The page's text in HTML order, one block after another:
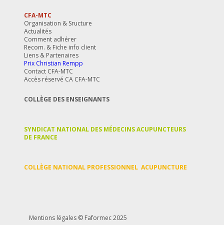
CFA-MTC
Organisation & Sructure
Actualités
Comment adhérer
Recom. & Fiche info client
Liens & Partenaires
Prix Christian Rempp
Contact CFA-MTC
Accès réservé CA CFA-MTC
COLLÈGE DES ENSEIGNANTS
SYNDICAT NATIONAL DES MÉDECINS ACUPUNCTEURS
DE FRANCE
COLLÈGE NATIONAL PROFESSIONNEL ACUPUNCTURE
Mentions légales © Faformec 2025